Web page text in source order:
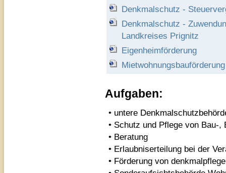
Denkmalschutz -
Denkmalschutz -
Landkreises Prignitz
Eigenheimförderung
Mietwohnungsbauförderung
Aufgaben:
• untere
• Schutz und Pflege von Bau-
• Beratung
• Erlaubniserteilung bei der
• Förderung von